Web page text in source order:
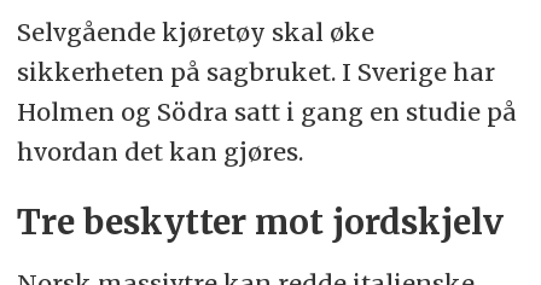
Selvgående kjøretøy skal øke
sikkerheten på sagbruket. I Sverige har
Holmen og Södra satt i gang en studie på
hvordan det kan gjøres.
Tre beskytter mot jordskjelv